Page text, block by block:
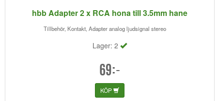
hbb Adapter 2 x RCA hona till 3.5mm hane
Tillbehör, Kontakt, Adapter analog ljudsignal stereo
Lager: 2
69:-
KÖP